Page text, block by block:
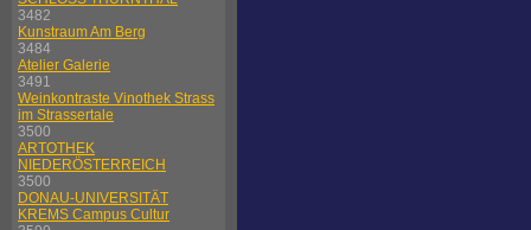
3482
Kunstraum Am Berg
3484
Atelier Galerie
3491
Weinkontraste Vinothek Strass
im Strassertale
3500
ARTOTHEK
NIEDERÖSTERREICH
3500
DONAU-UNIVERSITÄT
KREMS Campus Cultur